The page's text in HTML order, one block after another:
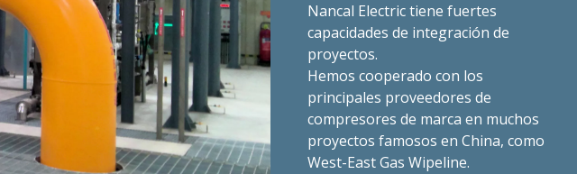
Nancal Electric tiene fuertes
capacidades de integración de
proyectos.
Hemos cooperado con los
principales proveedores de
compresores de marca en muchos
proyectos famosos en China, como
West-East Gas Wipeline.